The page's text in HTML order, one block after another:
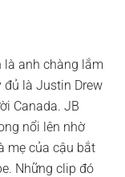
là anh chàng lắm
đủ là Justin Drew
Canada. JB
nổi lên nhờ
mẹ của cậu bắt
Những clip đó